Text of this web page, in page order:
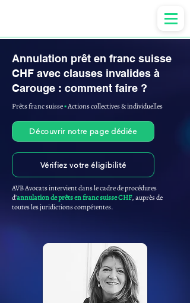
Annulation prêt en franc suisse
CHF avec clauses invalides à
Carouge : comment faire ?
Prêts franc suisse▪︎Actions collectives & individuelles
Découvrir notre page dédiée
Vérifiez votre éligibilité
AVB Avocats intervient dans le cadre de procédures
d'annulation de prêts en franc suisse CHF, auprès de
toutes les juridictions compétentes.